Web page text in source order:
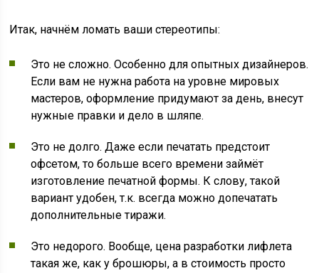
Итак, начнём ломать ваши стереотипы:
Это не сложно. Особенно для опытных дизайнеров.
Если вам не нужна работа на уровне мировых
мастеров, оформление придумают за день, внесут
нужные правки и дело в шляпе.
Это не долго. Даже если печатать предстоит
офсетом, то больше всего времени займёт
изготовление печатной формы. К слову, такой
вариант удобен, т.к. всегда можно допечатать
дополнительные тиражи.
Это недорого. Вообще, цена разработки лифлета
такая же, как у брошюры, а в стоимость просто